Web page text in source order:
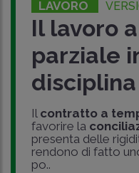
LAVORO
Il lavoro
parziale
Il contratto a
favorire la
presenta delle
rendono di fatto
po..